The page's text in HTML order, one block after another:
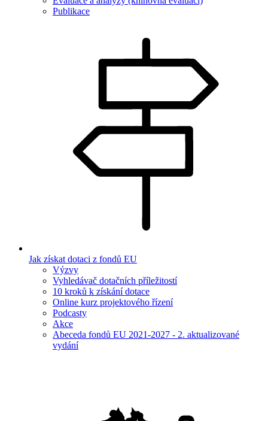
Publikace
Jak získat dotaci z fondů EU
Výzvy
Vyhledávač dotačních příležitostí
10 kroků k získání dotace
Online kurz projektového řízení
Podcasty
Akce
Abeceda fondů EU 2021-2027 - 2. aktualizované
vydání